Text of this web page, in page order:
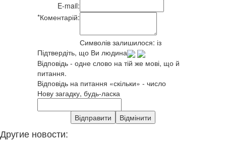
E-mail:
*Коментарій:
Символів залишилося: із
Підтвердіть, що Ви людина
Відповідь - одне слово на тій же мові, що й
питання.
Відповідь на питання «скільки» - число
Нову загадку, будь-ласка
Другие новости: